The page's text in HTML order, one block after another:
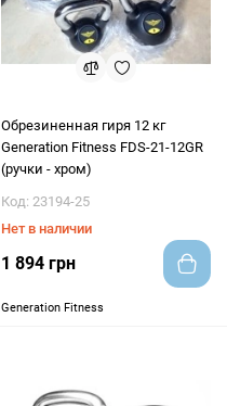
Обрезиненная гиря 12 кг
Generation Fitness FDS-21-12GR
(ручки - хром)
Код: 23194-25
Нет в наличии
1 894 грн
Generation Fitness